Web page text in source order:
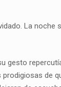
La
de